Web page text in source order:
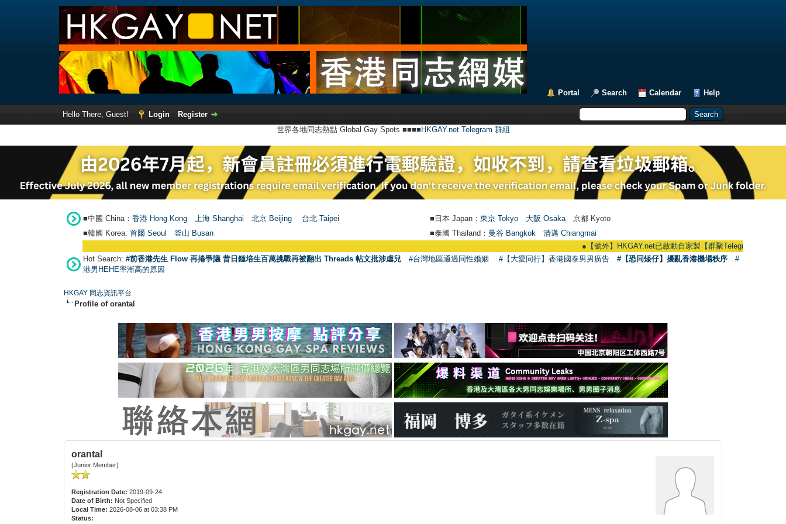
Portal Search Calendar Help
Hello There, Guest! Login
Register
世界各地同志熱點 Global Gay Spots ■■■■ HKGAY.net Telegram 群組
■中國 China： 香港 Hong Kong 上海 Shanghai 北京 Beijing 台北 Taipei ■日本 Japan： 東京 Tokyo 大阪 Osaka 京都 Kyoto
■韓國 Korea: 首爾 Seou 釜山 Busan ■泰國 Thailand： 曼谷 Bangkok
清邁 Chiangmai
【號外】HKGAY.net已啟動自家製【群聚Telegram群組】
Hot Search: #前香港先生 Flow 再捲爭議 昔日鍾培生百萬挑戰再被翻出 Threads 帖文批涉虐兒 #台灣地區通過同性婚姻 #【大愛同行】香港國泰男男廣告 #【恐同矮仔】擾亂香港機場秩序
#
港男HEHE率漸高的原因
HKGAY 同志資訊平台
Profile of orantal
orantal
(Junior Member)
Registration Date: 2019-09-24
Date of Birth: Not Specified
Local Time: 2026-08-06 at 03:38 PM
Status: